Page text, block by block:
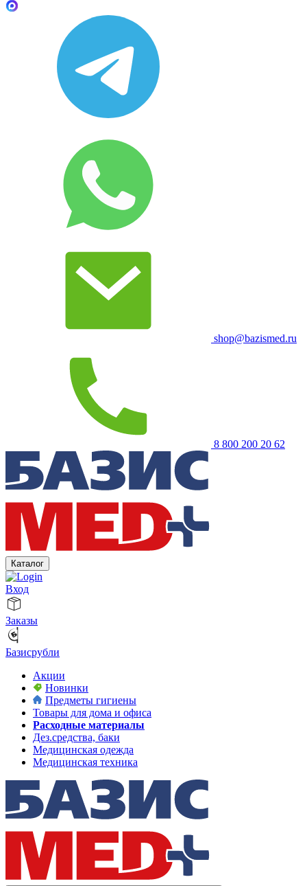
shop@bazismed.ru
8 800 200 20 62
Каталог
Вход
Заказы
Базисрубли
Акции
Новинки
Предметы гигиены
Товары для дома и офиса
Расходные материалы
Дез.средства, баки
Медицинская одежда
Медицинская техника